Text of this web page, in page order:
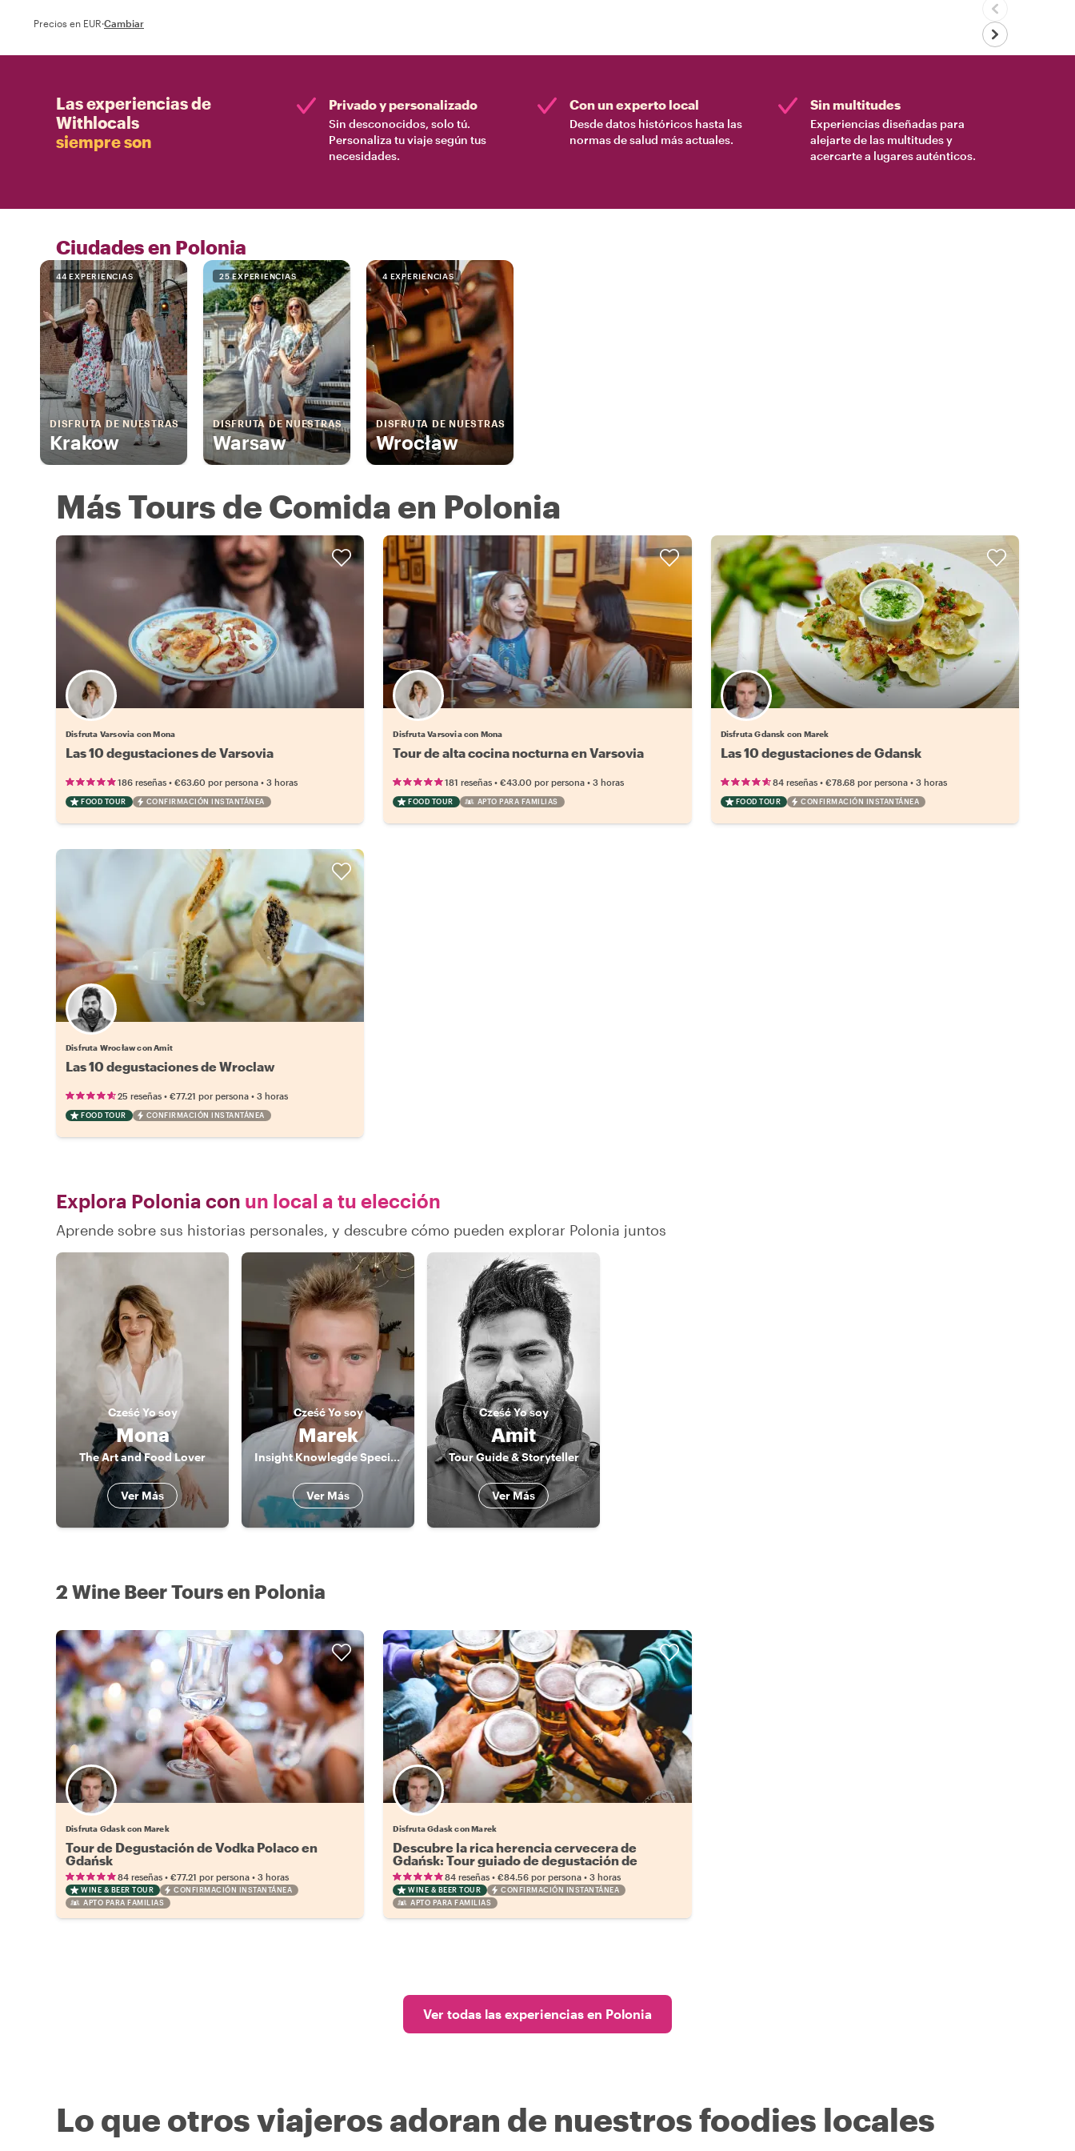
Precios en EUR·Cambiar
Las experiencias de
Withlocals
siempre son
Privado y personalizado
Sin desconocidos, solo tú.
Personaliza tu viaje según tus
necesidades.
Con un experto local
Desde datos históricos hasta las
normas de salud más actuales.
Sin multitudes
Experiencias diseñadas para
alejarte de las multitudes y
acercarte a lugares auténticos.
Ciudades en Polonia
44 EXPERIENCIAS
DISFRUTA DE NUESTRAS
Krakow
25 EXPERIENCIAS
DISFRUTA DE NUESTRAS
Warsaw
4 EXPERIENCIAS
DISFRUTA DE NUESTRAS
Wrocław
Más Tours de Comida en Polonia
Disfruta Varsovia con Mona
Las 10 degustaciones de Varsovia
186 reseñas • €63.60 por persona • 3 horas
FOOD TOUR CONFIRMACIÓN INSTANTÁNEA
Disfruta Varsovia con Mona
Tour de alta cocina nocturna en Varsovia
181 reseñas •€43.00 por persona •3 horas
FOOD TOUR APTO PARA FAMILIAS
Disfruta Gdansk con Marek
Las 10 degustaciones de Gdansk
84 reseñas• €78.68 por persona• 3 horas
FOOD TOUR CONFIRMACIÓN INSTANTÁNEA
Disfruta Wrocław con Amit
Las 10 degustaciones de Wroclaw
25 reseñas • €77.21 por persona • 3 horas
FOOD TOUR CONFIRMACIÓN INSTANTÁNEA
Explora Polonia con un local a tu elección
Aprende sobre sus historias personales, y descubre cómo pueden explorar Polonia juntos
Cześć Yo soy
Mona
The Art and Food Lover
Ver Más
CześćYo soy
Marek
Insight Knowlegde Specialist
Ver Más
CześćYo soy
Amit
Tour Guide & Storyteller
Ver Más
2 Wine Beer Tours en Polonia
Disfruta Gdask con Marek
Tour de Degustación de Vodka Polaco en
Gdańsk
84 reseñas • €77.21 por persona • 3 horas
WINE & BEER TOUR
CONFIRMACIÓN INSTANTÁNEA
APTO PARA FAMILIAS
Disfruta Gdask con Marek
Descubre la rica herencia cervecera de
Gdańsk: Tour guiado de degustación de
cerveza 84 reseñas •€84.56 por persona •3 horas
WINE & BEER TOUR
CONFIRMACIÓN INSTANTÁNEA
APTO PARA FAMILIAS
Ver todas las experiencias en Polonia
Lo que otros viajeros adoran de nuestros foodies locales